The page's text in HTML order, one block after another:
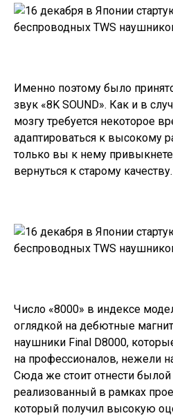
Именно поэтому было
звук «8K SOUND». Как и в
мозгу требуется некоторое
адаптироваться к высокому
только вы к нему
вернуться к старому качеству.
Число «8000» в индексе
оглядкой на дебютные
наушники Final D8000,
на профессионалов, нежели
Сюда же стоит отнести
реализованный в рамках
который получил высокую